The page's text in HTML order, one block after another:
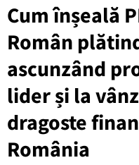
Cum înșeală
Român
ascunzând
lider și la
dragoste
România